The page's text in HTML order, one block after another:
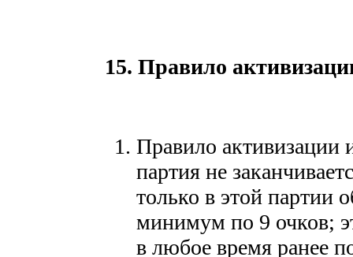
15. Правило
Правило активизации
партия не
только в этой партии
минимум по 9 очков;
в любое время ранее